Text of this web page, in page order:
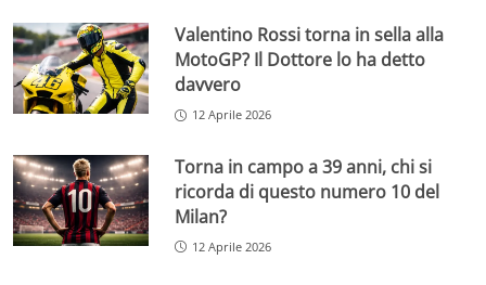
Valentino Rossi torna in sella alla
MotoGP? Il Dottore lo ha detto
davvero
12 Aprile 2026
Torna in campo a 39 anni, chi si
ricorda di questo numero 10 del
Milan?
12 Aprile 2026